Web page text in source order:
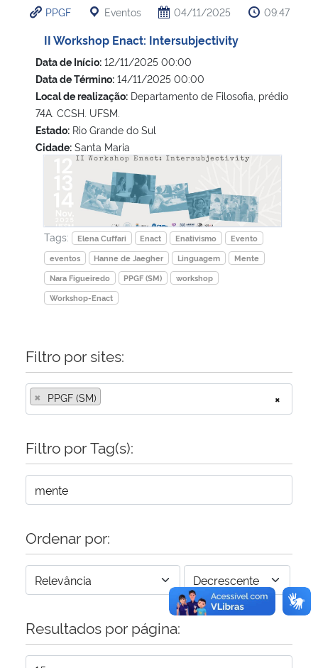
Ministério da Cidadania
Ministério de Minas e Energia
Ministério da Ciência, Tecnologia, Inovações e Comunicações
Ministério do Meio Ambiente
Ministério do Turismo
Ministério do Desenvolvimento Regional
Controladoria-Geral da União
Secretaria-Geral
Secretaria de Governo
Advocacia-Geral da União
Banco Central do Brasil
Planalto
PPGF Eventos 04/11/2025 09:47
II Workshop Enact: Intersubjectivity
Data de Início: 12/11/2025 00:00
Data de Término: 14/11/2025 00:00
Local de realização: Departamento de Filosofia, prédio
74A. CCSH. UFSM.
Estado: Rio Grande do Sul
Cidade: Santa Maria
II Workshop Enact: Intersubjectivity
Tags: Elena Cuffari Enact Enativismo
Evento
eventos
Hanne de Jaegher Linguagem
Mente
Nara Figueiredo
PPGF (SM)
workshop
Workshop-Enact
Filtro por sites:
×
× PPGF (SM)
Filtro por Tag(s):
Ordenar por:
Resultados por página: